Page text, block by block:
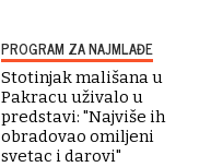
PROGRAM ZA NAJMLAĐE
Stotinjak mališana u
Pakracu uživalo u
predstavi: "Najviše ih
obradovao omiljeni
svetac i darovi"